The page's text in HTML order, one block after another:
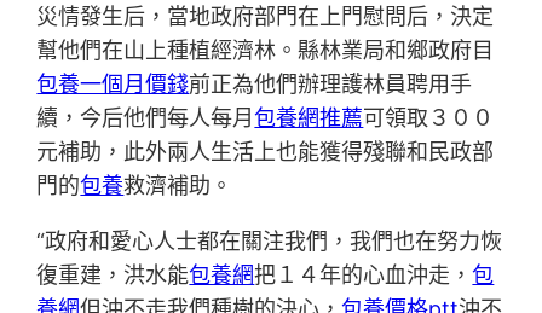
災情發生后，當地政府部門在上門慰問后，決定
幫他們在山上種植經濟林。縣林業局和鄉政府目
包養一個月價錢前正為他們辦理護林員聘用手
續，今后他們每人每月包養網推薦可領取３００
元補助，此外兩人生活上也能獲得殘聯和民政部
門的包養救濟補助。
“政府和愛心人士都在關注我們，我們也在努力恢
復重建，洪水能包養網把１４年的心血沖走，包